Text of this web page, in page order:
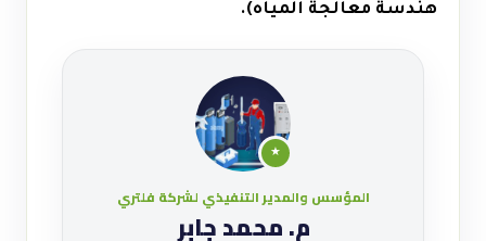
هندسة معالجة المياه).
★
المؤسس والمدير التنفيذي لشركة فلتري
م. محمد جابر